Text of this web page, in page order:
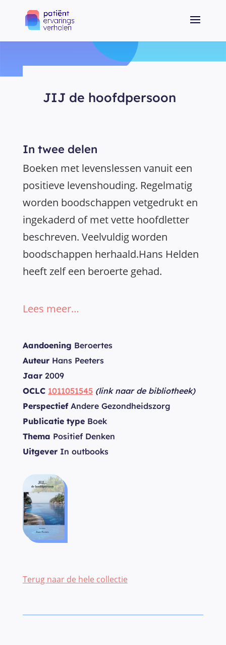
JIJ de hoofdpersoon
In twee delen
Boeken met levenslessen vanuit een
positieve levenshouding. Regelmatig
worden boodschappen vetgedrukt en
ingekaderd of met vette hoofdletter
beschreven. Veelvuldig worden
boodschappen herhaald.Hans Helden
heeft zelf een beroerte gehad.
Lees meer…
Aandoening Beroertes
Auteur Hans Peeters
Jaar 2009
OCLC 1011051545 (link naar de bibliotheek)
PerspectiefAndere Gezondheidszorg
Publicatie type Boek
Thema Positief Denken
Uitgever In outbooks
Terug naar de hele collectie